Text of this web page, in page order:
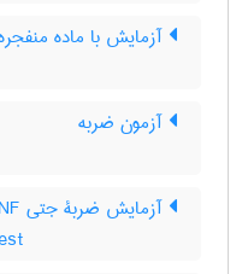
آزمایش با ماده
آزمون ضربه
آزمایش ضربۀ جتی BNF